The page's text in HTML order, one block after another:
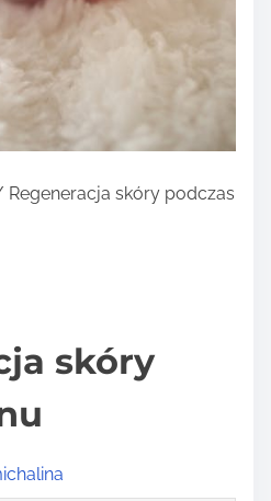
Regeneracja skóry podczas
skóry